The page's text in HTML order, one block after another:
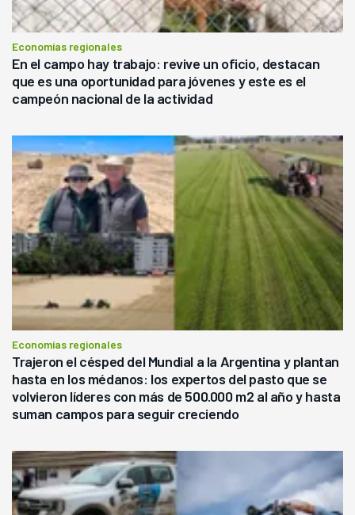
Economías regionales
En el campo hay trabajo: revive un oficio, destacan
que es una oportunidad para jóvenes y este es el
campeón nacional de la actividad
Economías regionales
Trajeron el césped del Mundial a la Argentina y plantan
hasta en los médanos: los expertos del pasto que se
volvieron líderes con más de 500.000 m2 al año y hasta
suman campos para seguir creciendo